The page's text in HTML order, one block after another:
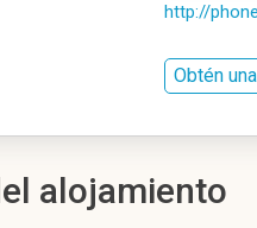
http://
Obtén
alojamiento